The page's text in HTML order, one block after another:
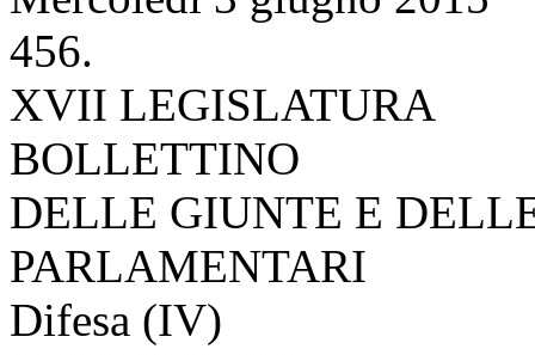
456.
XVII LEGISLATURA
BOLLETTINO
DELLE GIUNTE E
PARLAMENTARI
Difesa (IV)